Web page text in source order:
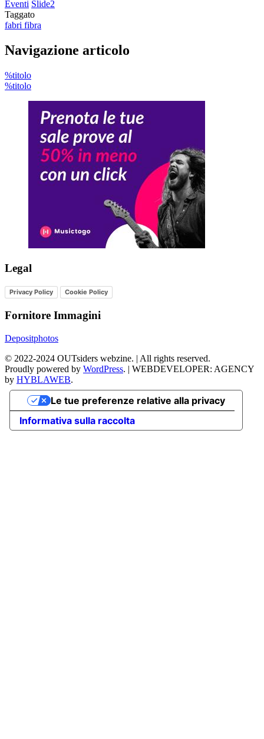
Eventi Slide2
Taggato
fabri fibra
Navigazione articolo
%titolo
%titolo
Legal
Privacy Policy Cookie Policy
Fornitore Immagini
Depositphotos
© 2022-2024 OUTsiders webzine. | All rights reserved.
Proudly powered by WordPress. | WEBDEVELOPER: AGENCY
by HYBLAWEB.
Informativa sulla raccolta
Le tue preferenze relative alla privacy